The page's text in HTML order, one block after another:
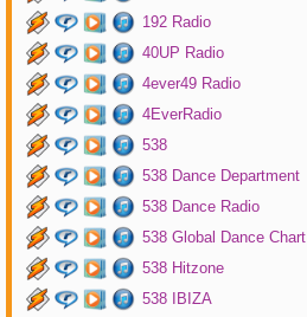
192 Radio
40UP Radio
4ever49 Radio
4EverRadio
538
538 Dance Department
538 Dance Radio
538 Global Dance Chart
538 Hitzone
538 IBIZA